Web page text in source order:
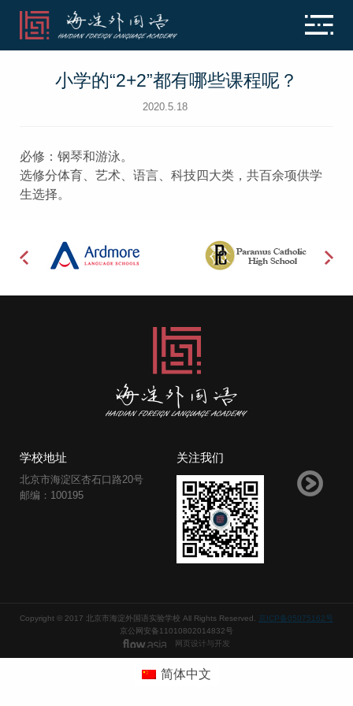
小学的“2+2”都有哪些课程呢？
2020.5.18
必修：钢琴和游泳。
选修分体育、艺术、语言、科技四大类，共百余项供学
生选择。
学校地址
北京市海淀区杏石口路20号
邮编：100195
关注我们
Copyright © 2017 北京市海淀外国语实验学校 All Rights Reserved. 京ICP备05075162号
京公网安备11010802014832号
网页设计与开发
简体中文